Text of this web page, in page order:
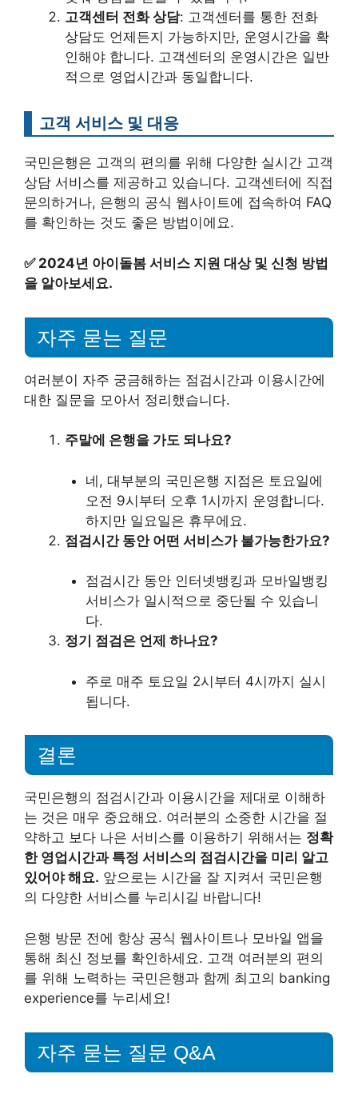
고객센터 전화 상담: 고객센터를 통한 전화
상담도 언제든지 가능하지만, 운영시간을 확
인해야 합니다. 고객센터의 운영시간은 일반
적으로 영업시간과 동일합니다.
고객 서비스 및 대응
국민은행은 고객의 편의를 위해 다양한 실시간 고객
상담 서비스를 제공하고 있습니다. 고객센터에 직접
문의하거나, 은행의 공식 웹사이트에 접속하여 FAQ
를 확인하는 것도 좋은 방법이에요.
✅ 2024년 아이돌봄 서비스 지원 대상 및 신청 방법
을 알아보세요.
자주 묻는 질문
여러분이 자주 궁금해하는 점검시간과 이용시간에
대한 질문을 모아서 정리했습니다.
주말에 은행을 가도 되나요?
네, 대부분의 국민은행 지점은 토요일에
오전 9시부터 오후 1시까지 운영합니다.
하지만 일요일은 휴무에요.
점검시간 동안 어떤 서비스가 불가능한가요?
점검시간 동안 인터넷뱅킹과 모바일뱅킹
서비스가 일시적으로 중단될 수 있습니
다.
정기 점검은 언제 하나요?
주로 매주 토요일 2시부터 4시까지 실시
됩니다.
결론
국민은행의 점검시간과 이용시간을 제대로 이해하
는 것은 매우 중요해요. 여러분의 소중한 시간을 절
약하고 보다 나은 서비스를 이용하기 위해서는 정확
한 영업시간과 특정 서비스의 점검시간을 미리 알고
있어야 해요. 앞으로는 시간을 잘 지켜서 국민은행
의 다양한 서비스를 누리시길 바랍니다!
은행 방문 전에 항상 공식 웹사이트나 모바일 앱을
통해 최신 정보를 확인하세요. 고객 여러분의 편의
를 위해 노력하는 국민은행과 함께 최고의 banking
experience를 누리세요!
자주 묻는 질문 Q&A